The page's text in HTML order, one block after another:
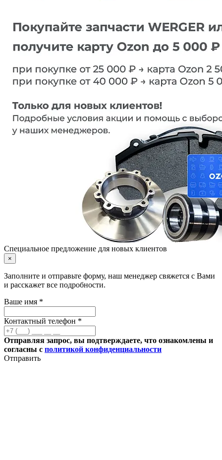
Специальное предложение для новых клиентов
×
Заполните и отправьте форму, наш менеджер свяжется с Вами
и расскажет все подробности.
Ваше имя *
Контактный телефон *
Отправляя запрос, вы подтверждаете, что ознакомлены и
согласны с политикой конфиденциальности
Отправить